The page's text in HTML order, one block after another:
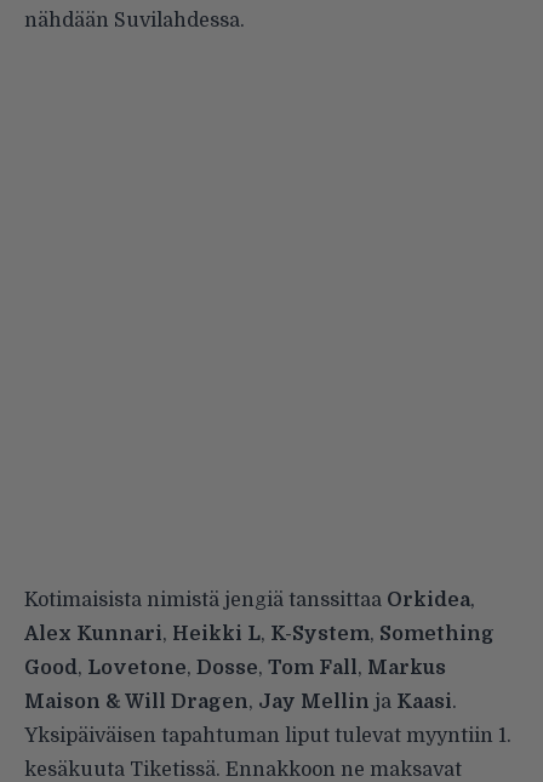
nähdään Suvilahdessa.
Kotimaisista nimistä jengiä tanssittaa Orkidea,
Alex Kunnari, Heikki L, K-System, Something
Good, Lovetone, Dosse, Tom Fall, Markus
Maison & Will Dragen, Jay Mellin ja Kaasi.
Yksipäiväisen tapahtuman liput tulevat myyntiin 1.
kesäkuuta Tiketissä. Ennakkoon ne maksavat